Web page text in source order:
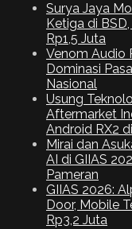
Surya Jaya
Ketiga di
Rp1,5 Juta
Venom Audio
Dominasi
Nasional
Usung
Aftermarket
Android RX2
Mirai dan
AI di GIIAS
Pameran
GIIAS 2026:
Door, Mobile
Rp3,2 Juta